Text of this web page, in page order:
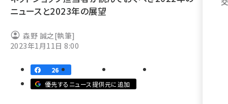
楽天 (1871)
アスクル (1119)
ビィ・フォアード (773)
ニュースと2023年の展望
森野 誠之[執筆]
2023年1月11日 8:00
26
優先するニュース提供元に追加